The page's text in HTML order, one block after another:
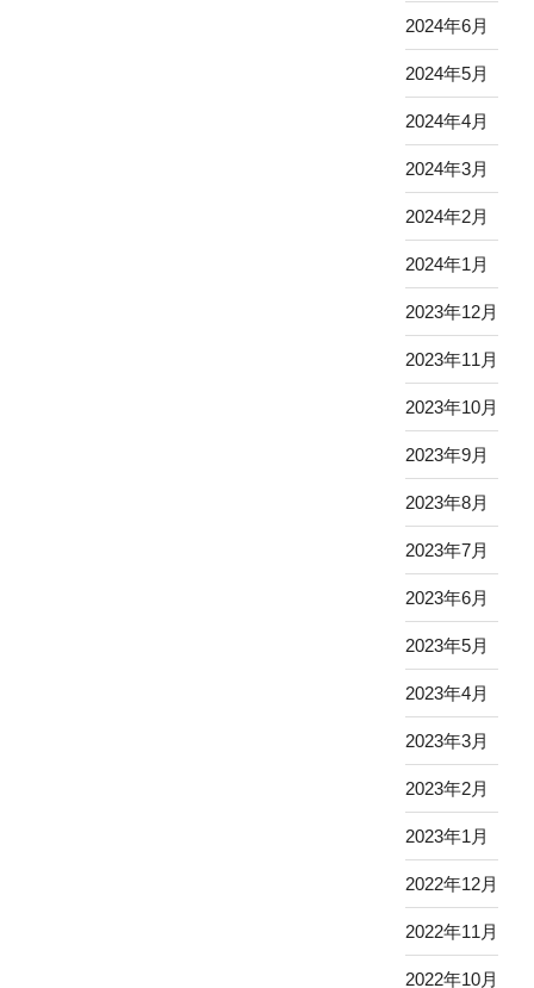
2024年6月
2024年5月
2024年4月
2024年3月
2024年2月
2024年1月
2023年12月
2023年11月
2023年10月
2023年9月
2023年8月
2023年7月
2023年6月
2023年5月
2023年4月
2023年3月
2023年2月
2023年1月
2022年12月
2022年11月
2022年10月